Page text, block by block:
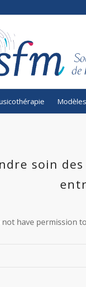
soin
have permission